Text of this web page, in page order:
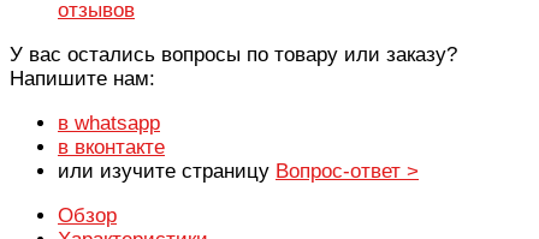
отзывов
У вас остались вопросы по товару или заказу?
Напишите нам:
в whatsapp
в вконтакте
или изучите страницу Вопрос-ответ >
Обзор